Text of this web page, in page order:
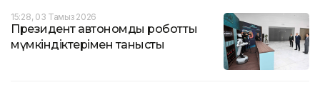
15:28, 03 Тамыз 2026
Президент автономды роботтың
мүмкіндіктерімен танысты